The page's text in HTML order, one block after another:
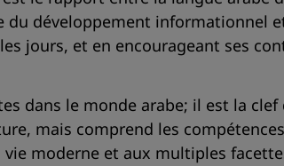
développement informationnel
jours, et en encourageant ses
dans le monde arabe; il est la
mais comprend les
moderne et aux multiples